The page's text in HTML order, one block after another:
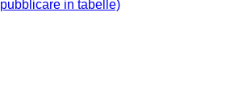
pubblicare in tabelle)